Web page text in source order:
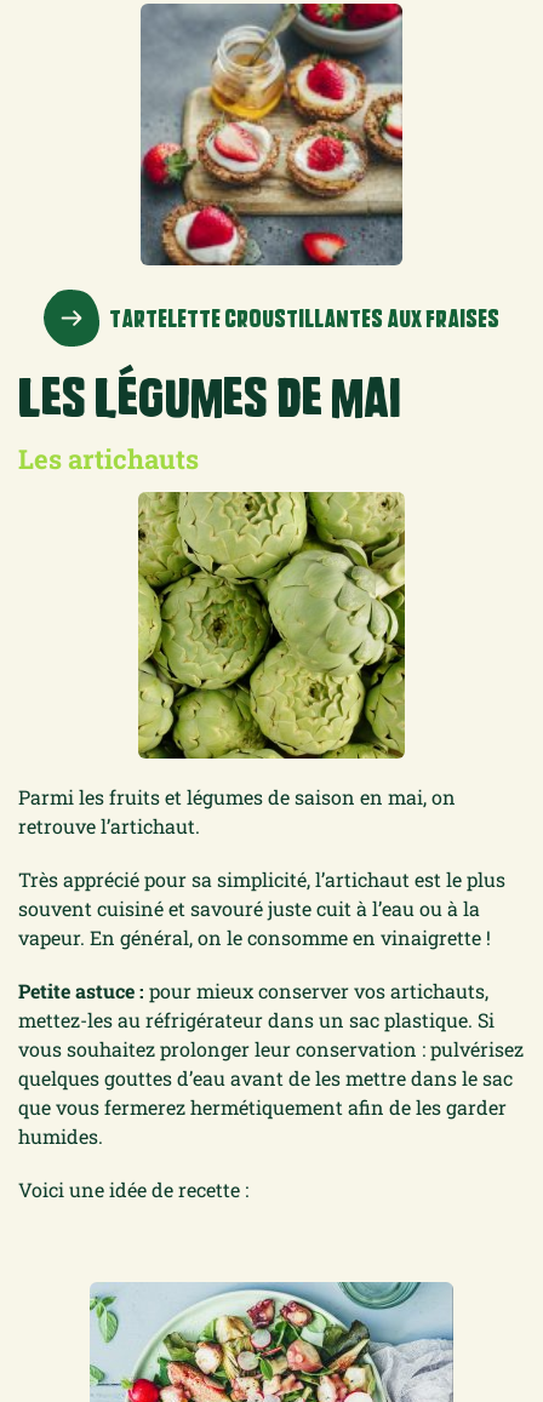
TARTELETTE CROUSTILLANTES AUX FRAISES
Les légumes de mai
Les artichauts
Parmi les fruits et légumes de saison en mai, on
retrouve l’artichaut.
Très apprécié pour sa simplicité, l’artichaut est le plus
souvent cuisiné et savouré juste cuit à l’eau ou à la
vapeur. En général, on le consomme en vinaigrette !
Petite astuce : pour mieux conserver vos artichauts,
mettez-les au réfrigérateur dans un sac plastique. Si
vous souhaitez prolonger leur conservation : pulvérisez
quelques gouttes d’eau avant de les mettre dans le sac
que vous fermerez hermétiquement afin de les garder
humides.
Voici une idée de recette :